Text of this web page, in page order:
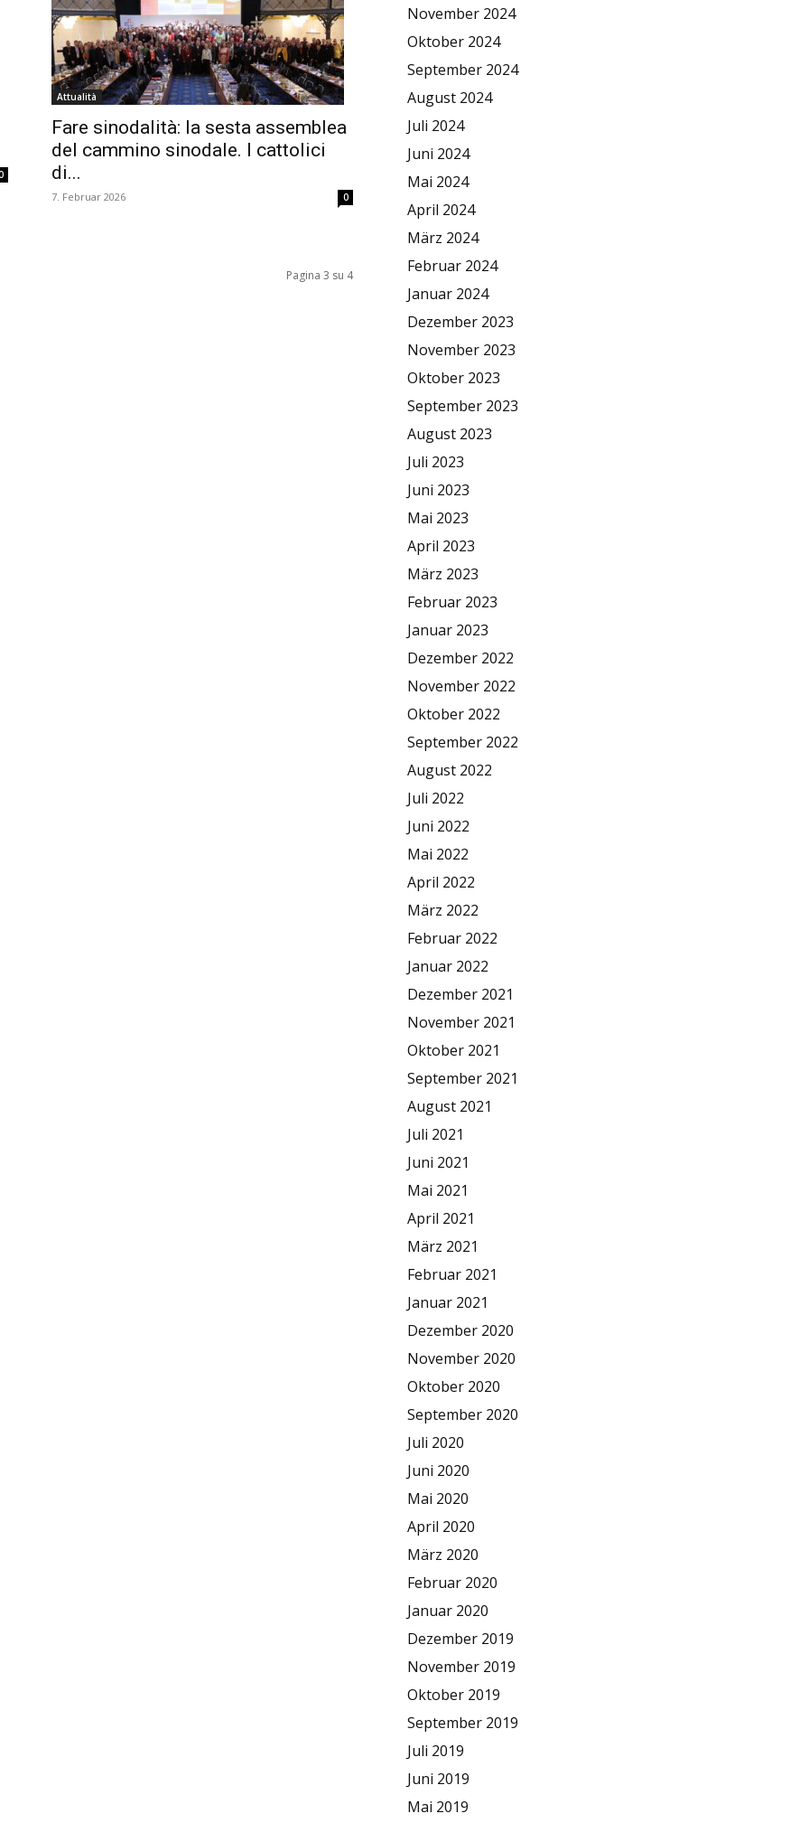
Attualità
Fare sinodalità: la sesta assemblea
del cammino sinodale. I cattolici
di...
7. Februar 2026 0
Pagina 3 su 4
November 2024
Oktober 2024
September 2024
August 2024
Juli 2024
Juni 2024
Mai 2024
April 2024
März 2024
Februar 2024
Januar 2024
Dezember 2023
November 2023
Oktober 2023
September 2023
August 2023
Juli 2023
Juni 2023
Mai 2023
April 2023
März 2023
Februar 2023
Januar 2023
Dezember 2022
November 2022
Oktober 2022
September 2022
August 2022
Juli 2022
Juni 2022
Mai 2022
April 2022
März 2022
Februar 2022
Januar 2022
Dezember 2021
November 2021
Oktober 2021
September 2021
August 2021
Juli 2021
Juni 2021
Mai 2021
April 2021
März 2021
Februar 2021
Januar 2021
Dezember 2020
November 2020
Oktober 2020
September 2020
Juli 2020
Juni 2020
Mai 2020
April 2020
März 2020
Februar 2020
Januar 2020
Dezember 2019
November 2019
Oktober 2019
September 2019
Juli 2019
Juni 2019
Mai 2019